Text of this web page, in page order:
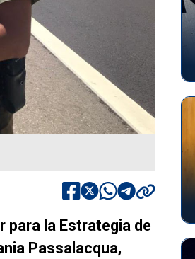
para la Estrategia de
Passalacqua,